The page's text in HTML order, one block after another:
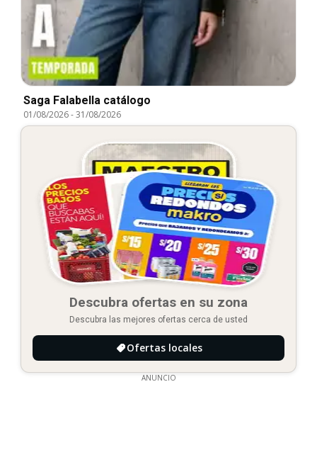
Saga Falabella catálogo
01/08/2026-31/08/2026
Descubra ofertas en su zona
Descubra las mejores ofertas cerca de usted
Ofertas locales
ANUNCIO